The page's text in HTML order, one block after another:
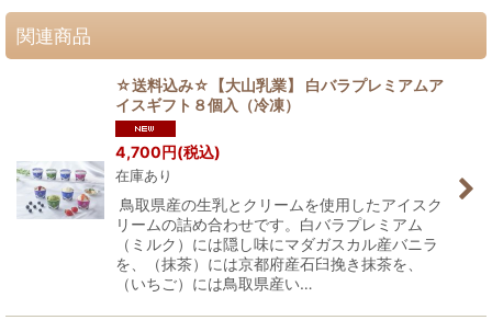
関連商品
☆送料込み☆【大山乳業】 白バラプレミアムア
イスギフト８個入（冷凍）
4,700円(税込)
在庫あり
鳥取県産の生乳とクリームを使用したアイスク
リームの詰め合わせです。白バラプレミアム
（ミルク）には隠し味にマダガスカル産バニラ
を、（抹茶）には京都府産石臼挽き抹茶を、
（いちご）には鳥取県産い…